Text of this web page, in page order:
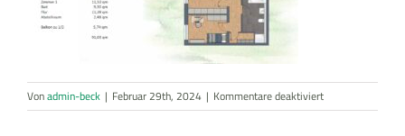
AKTUELLES
KONTAKT
Vonadmin-beck | Februar 29th, 2024 | Kommentare deaktiviertfür
Bildschirmfoto